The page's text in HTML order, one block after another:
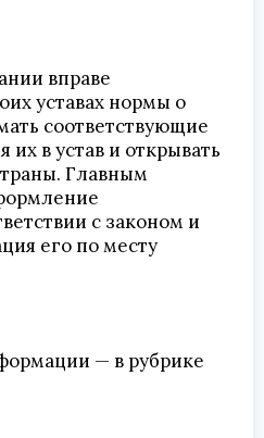
вправе
уставах нормы о
соответствующие
в устав и открывать
Главным
с законом и
его по месту
— в рубрике